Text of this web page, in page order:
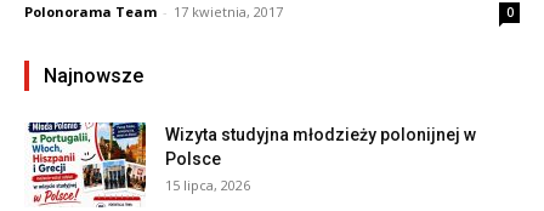
Polonorama Team - 17 kwietnia, 2017 0
Najnowsze
Wizyta studyjna młodzieży polonijnej w
Polsce
15 lipca, 2026